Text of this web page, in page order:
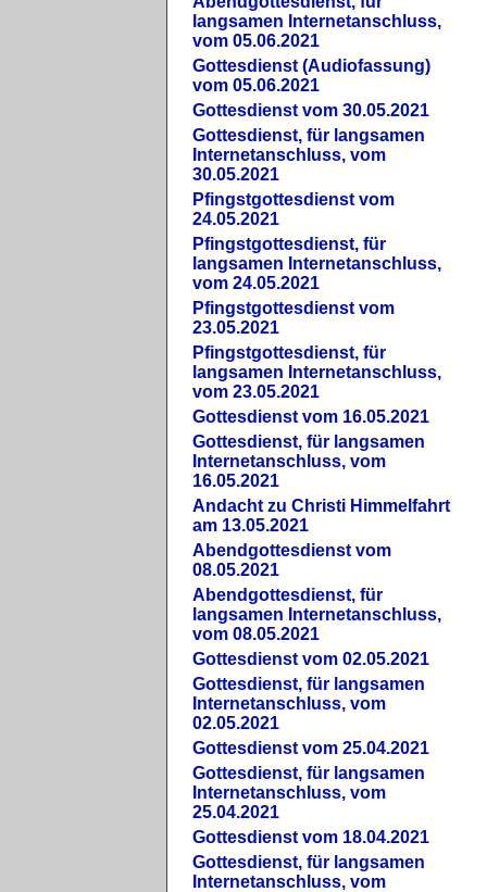
langsamen Internetanschluss,
vom 05.06.2021
Gottesdienst (Audiofassung)
vom 05.06.2021
Gottesdienst vom 30.05.2021
Gottesdienst, für langsamen
Internetanschluss, vom
30.05.2021
Pfingstgottesdienst vom
24.05.2021
Pfingstgottesdienst, für
langsamen Internetanschluss,
vom 24.05.2021
Pfingstgottesdienst vom
23.05.2021
Pfingstgottesdienst, für
langsamen Internetanschluss,
vom 23.05.2021
Gottesdienst vom 16.05.2021
Gottesdienst, für langsamen
Internetanschluss, vom
16.05.2021
Andacht zu Christi Himmelfahrt
am 13.05.2021
Abendgottesdienst vom
08.05.2021
Abendgottesdienst, für
langsamen Internetanschluss,
vom 08.05.2021
Gottesdienst vom 02.05.2021
Gottesdienst, für langsamen
Internetanschluss, vom
02.05.2021
Gottesdienst vom 25.04.2021
Gottesdienst, für langsamen
Internetanschluss, vom
25.04.2021
Gottesdienst vom 18.04.2021
Gottesdienst, für langsamen
Internetanschluss, vom